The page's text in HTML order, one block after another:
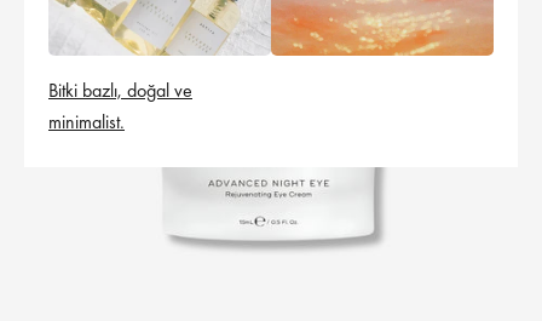
Bitki bazlı, doğal ve
minimalist.